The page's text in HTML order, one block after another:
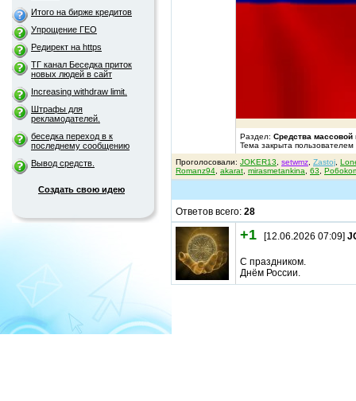
Итого на бирже кредитов
Упрощение ГЕО
Редирект на https
ТГ канал Беседка приток
новых людей в сайт
Increasing withdraw limit.
Штрафы для
рекламодателей.
беседка переход в к
последнему сообщению
Вывод средств.
Создать свою идею
Раздел: Средства
Тема закрыта пользователем
Проголосовали: JOKER13 setwmz Zastoj
Romanz94 akarat mirasmetankina 63
Ответов всего: 28
+1 [12.06.2026 07:09]
С праздником.
Днём России.